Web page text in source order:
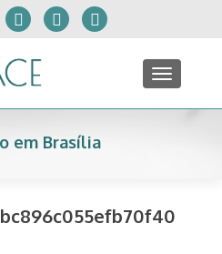
em Brasília